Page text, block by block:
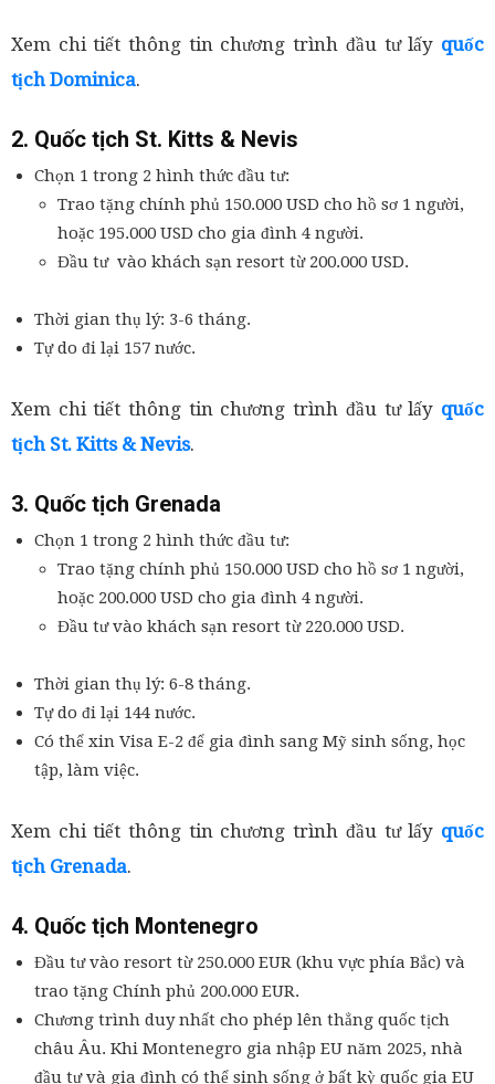
Xem chi tiết thông tin chương trình đầu tư lấy quốc
tịch Dominica.
2. Quốc tịch St. Kitts & Nevis
Chọn 1 trong 2 hình thức đầu tư:
Trao tặng chính phủ 150.000 USD cho hồ sơ 1 người,
hoặc 195.000 USD cho gia đình 4 người.
Đầu tư vào khách sạn resort từ 200.000 USD.
Thời gian thụ lý: 3-6 tháng.
Tự do đi lại 157 nước.
Xem chi tiết thông tin chương trình đầu tư lấy quốc
tịch St. Kitts & Nevis.
3. Quốc tịch Grenada
Chọn 1 trong 2 hình thức đầu tư:
Trao tặng chính phủ 150.000 USD cho hồ sơ 1 người,
hoặc 200.000 USD cho gia đình 4 người.
Đầu tư vào khách sạn resort từ 220.000 USD.
Thời gian thụ lý: 6-8 tháng.
Tự do đi lại 144 nước.
Có thể xin Visa E-2 để gia đình sang Mỹ sinh sống, học
tập, làm việc.
Xem chi tiết thông tin chương trình đầu tư lấy quốc
tịch Grenada.
4. Quốc tịch Montenegro
Đầu tư vào resort từ 250.000 EUR (khu vực phía Bắc) và
trao tặng Chính phủ 200.000 EUR.
Chương trình duy nhất cho phép lên thẳng quốc tịch
châu Âu. Khi Montenegro gia nhập EU năm 2025, nhà
đầu tư và gia đình có thể sinh sống ở bất kỳ quốc gia EU